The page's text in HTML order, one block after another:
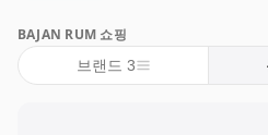
BAJAN RUM 쇼핑
브랜드 3